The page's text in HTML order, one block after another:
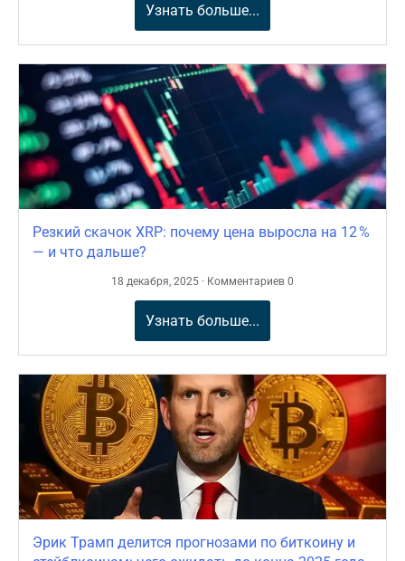
Узнать больше...
Резкий скачок XRP: почему цена выросла на 12 %
— и что дальше?
18 декабря, 2025 · Комментариев 0
Узнать больше...
Эрик Трамп делится прогнозами по биткоину и